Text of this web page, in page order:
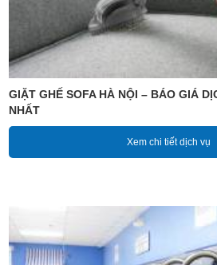
GIẶT GHẾ SOFA HÀ NỘI – BÁO GIÁ
NHẤT
Xem chi tiết dịch vụ